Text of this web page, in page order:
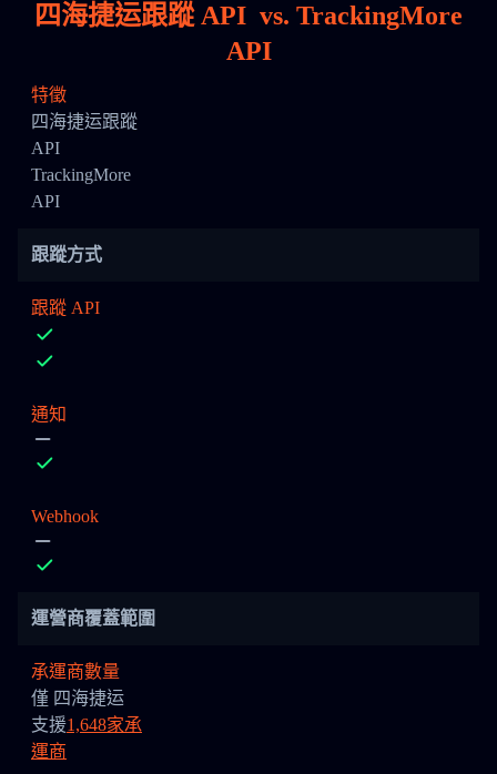
四海捷运跟蹤 API vs. TrackingMore
API
特徵
四海捷运跟蹤
API
TrackingMore
API
跟蹤方式
跟蹤 API
通知
Webhook
運營商覆蓋範圍
承運商數量
僅 四海捷运
支援1,648家承
運商